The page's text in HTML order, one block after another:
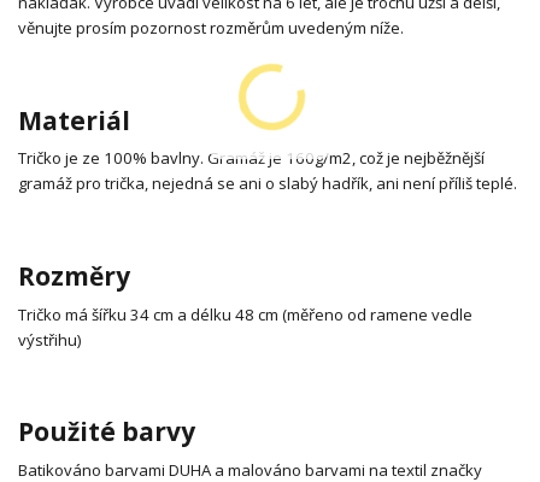
věnujte prosím pozornost rozměrům uvedeným níže.
Materiál
Tričko je ze 100% bavlny. Gramáž je 160g/m2, což je nejběžnější
gramáž pro trička, nejedná se ani o slabý hadřík, ani není příliš teplé.
Rozměry
Tričko má šířku 34 cm a délku 48 cm (měřeno od ramene vedle
výstřihu)
Použité barvy
Batikováno barvami DUHA a malováno barvami na textil značky